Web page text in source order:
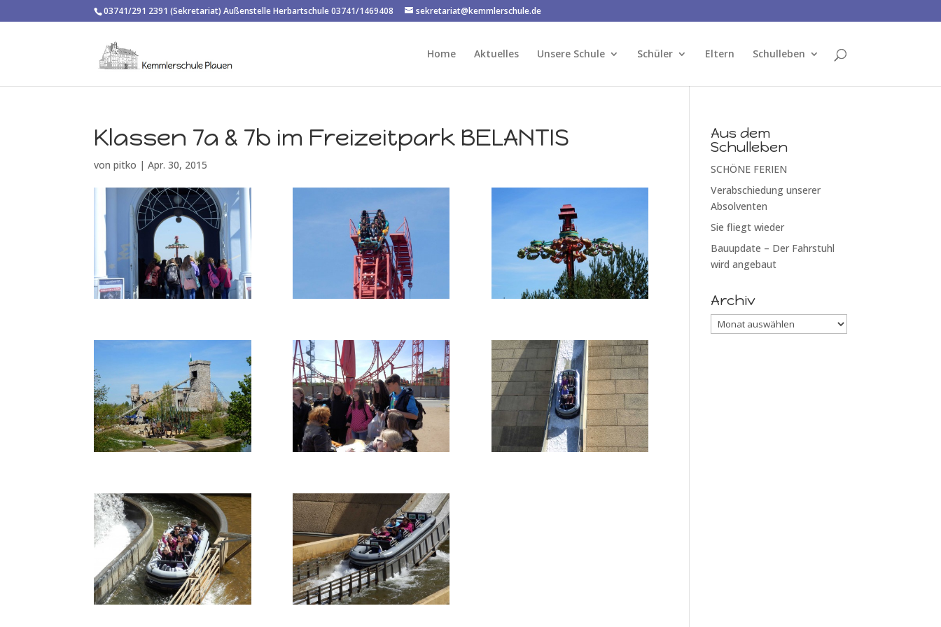
03741/291 2391 (Sekretariat) Außenstelle Herbartschule 03741/1469408 sekretariat@kemmlerschule.de
Home Aktuelles Unsere Schule Schüler Eltern Schulleben
Klassen 7a & 7b im Freizeitpark BELANTIS
vonpitko |Apr. 30, 2015
Aus dem
Schulleben
SCHÖNE FERIEN
Verabschiedung unserer
Absolventen
Sie fliegt wieder
Bauupdate – Der Fahrstuhl
wird angebaut
Archiv
Archiv